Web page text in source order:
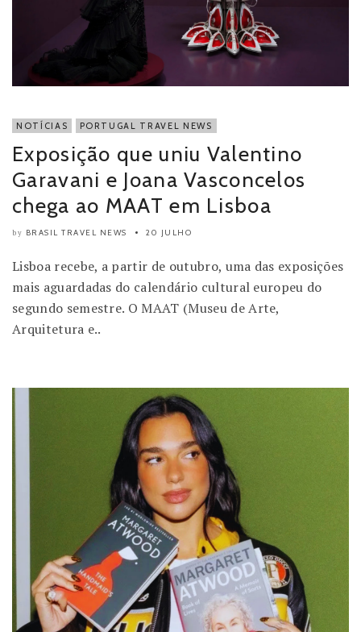
NOTÍCIAS PORTUGAL TRAVEL NEWS
Exposição que uniu Valentino
Garavani e Joana Vasconcelos
chega ao MAAT em Lisboa
by BRASIL TRAVEL NEWS 20 JULHO
Lisboa recebe, a partir de outubro, uma das exposições
mais aguardadas do calendário cultural europeu do
segundo semestre. O MAAT (Museu de Arte,
Arquitetura e..